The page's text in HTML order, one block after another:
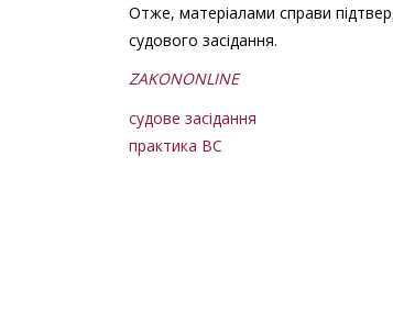
Отже, матеріалами справи
судового засідання.
ZAKONONLINE
судове засідання
практика ВС